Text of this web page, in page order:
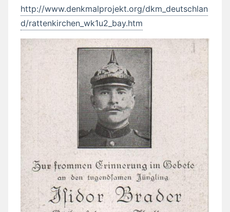
http://www.denkmalprojekt.org/dkm_deutschlan
d/rattenkirchen_wk1u2_bay.htm